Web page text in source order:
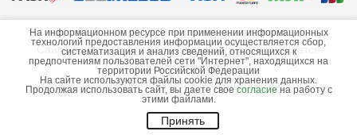
©2013-2026 ООО «Краснодарэлектро»
Сайт носит информационный характер и не является
публичной офертой.
Стоимость товаров и их наличие не гарантируются.
На информационном ресурсе при применении информационных
технологий предоставления информации осуществляется сбор,
систематизация и анализ сведений, относящихся к
предпочтениям пользователей сети "Интернет", находящихся на
территории Российской Федерации
На сайте используются файлы cookie для хранения данных.
Продолжая использовать сайт, вы даете свое согласие на работу с
этими файлами.
Принять